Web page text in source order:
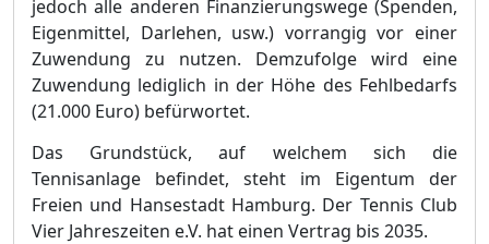
jedoch alle anderen Finanzierungswege (Spenden,
Eigenmittel, Darlehen, usw.) vorrangig vor einer
Zuwendung zu nutzen. Demzufolge wird eine
Zuwendung lediglich in der Höhe des Fehlbedarfs
(21.000 Euro) befürwortet.
Das Grundstück, auf welchem sich die
Tennisanlage befindet, steht im Eigentum der
Freien und Hansestadt Hamburg. Der Tennis Club
Vier Jahreszeiten e.V. hat einen Vertrag bis 2035.